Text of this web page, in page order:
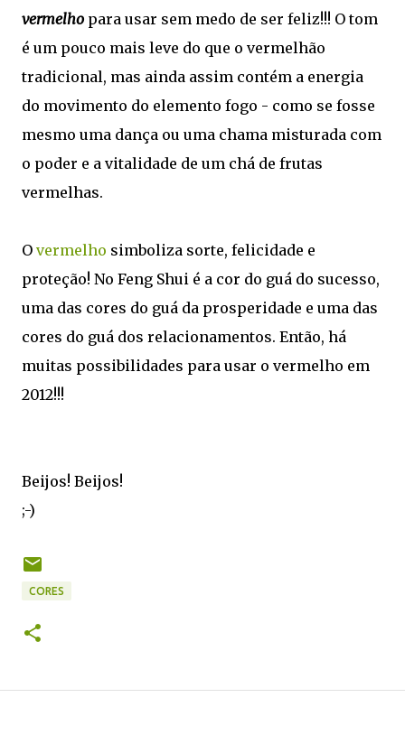
vermelho para usar sem medo de ser feliz!!! O tom
é um pouco mais leve do que o vermelhão
tradicional, mas ainda assim contém a energia
do movimento do elemento fogo - como se fosse
mesmo uma dança ou uma chama misturada com
o poder e a vitalidade de um chá de frutas
vermelhas.
O vermelho simboliza sorte, felicidade e
proteção! No Feng Shui é a cor do guá do sucesso,
uma das cores do guá da prosperidade e uma das
cores do guá dos relacionamentos. Então, há
muitas possibilidades para usar o vermelho em
2012!!!
Beijos! Beijos!
;-)
CORES